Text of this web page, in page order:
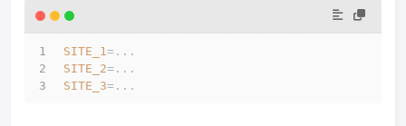
SITE_1 =...
SITE_2=...
SITE_3=...